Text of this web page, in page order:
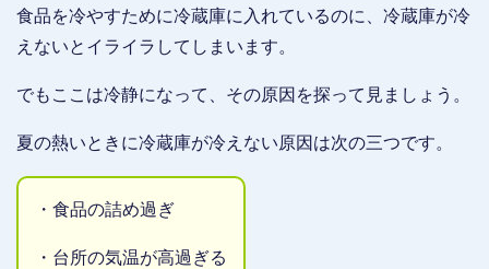
食品を冷やすために冷蔵庫に入れているのに、冷蔵庫が冷
えないとイライラしてしまいます。
でもここは冷静になって、その原因を探って見ましょう。
夏の熱いときに冷蔵庫が冷えない原因は次の三つです。
・食品の詰め過ぎ
・台所の気温が高過ぎる